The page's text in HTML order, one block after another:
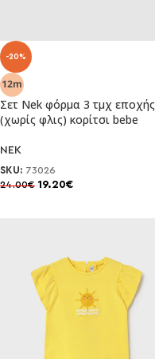
-20%
Σετ Nek φόρμα 3 τμχ εποχής
(χωρίς φλις) κορίτσι bebe
NEK
SKU: 73026
24.00€ 19.20€